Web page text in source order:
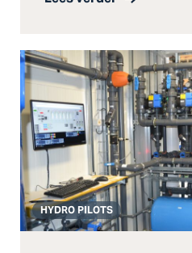
HYDRO PILOTS